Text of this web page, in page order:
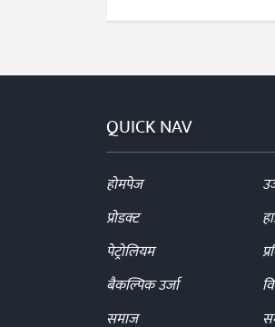
QUICK NAV
होमपेज
प्रोडक्ट
पेट्रोलियम
बैकल्पिक उर्जा
समाज